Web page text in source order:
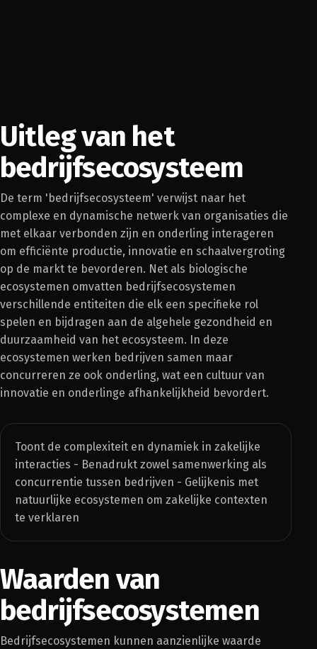
Uitleg van het
bedrijfsecosysteem
De term 'bedrijfsecosysteem' verwijst naar het
complexe en dynamische netwerk van organisaties die
met elkaar verbonden zijn en onderling interageren
om efficiënte productie, innovatie en schaalvergroting
op de markt te bevorderen. Net als biologische
ecosystemen omvatten bedrijfsecosystemen
verschillende entiteiten die elk een specifieke rol
spelen en bijdragen aan de algehele gezondheid en
duurzaamheid van het ecosysteem. In deze
ecosystemen werken bedrijven samen maar
concurreren ze ook onderling, wat een cultuur van
innovatie en onderlinge afhankelijkheid bevordert.
Toont de complexiteit en dynamiek in zakelijke
interacties - Benadrukt zowel samenwerking als
concurrentie tussen bedrijven - Gelijkenis met
natuurlijke ecosystemen om zakelijke contexten
te verklaren
Waarden van
bedrijfsecosystemen
Bedrijfsecosystemen kunnen aanzienlijke waarde